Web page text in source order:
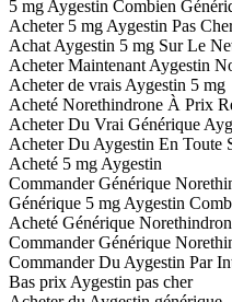
5 mg Aygestin Combien
Acheter 5 mg Aygestin Pas
Achat Aygestin 5 mg Sur Le
Acheter Maintenant Aygestin
Acheter de vrais Aygestin 5 mg
Acheté Norethindrone À Prix
Acheter Du Vrai Générique
Acheter Du Aygestin En Toute
Acheté 5 mg Aygestin
Commander Générique
Générique 5 mg Aygestin
Acheté Générique
Commander Générique
Commander Du Aygestin Par
Bas prix Aygestin pas cher